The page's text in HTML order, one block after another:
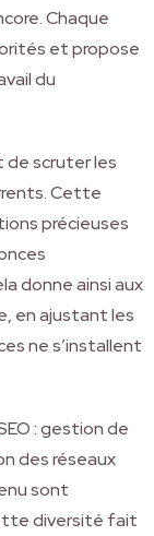
Chaque
et propose
du
de scruter les
Cette
précieuses
donne ainsi aux
en ajustant les
ne s’installent
: gestion de
des réseaux
sont
diversité fait